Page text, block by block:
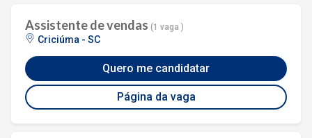
Assistente de vendas (1 vaga )
Criciúma - SC
Página da vaga
Quero me candidatar